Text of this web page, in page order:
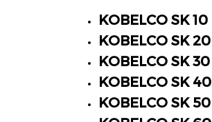
KOBELCO SK 10
KOBELCO SK 20
KOBELCO SK 30
KOBELCO SK 40
KOBELCO SK 50